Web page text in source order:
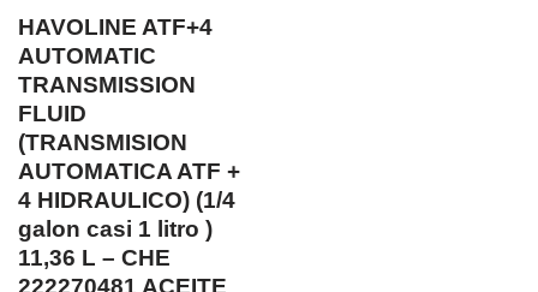
HAVOLINE ATF+4
AUTOMATIC
TRANSMISSION
FLUID
(TRANSMISION
AUTOMATICA ATF +
4 HIDRAULICO) (1/4
galon casi 1 litro )
11,36 L – CHE
222270481 ACEITE